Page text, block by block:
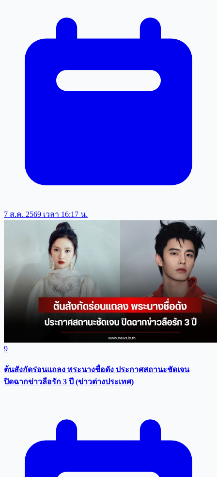
7 ส.ค. 2569 เวลา 16:17 น.
9
ต้นสังกัดร่อนแถลง พระนางชื่อดัง ประกาศสถานะชัดเจน
ปิดฉากข่าวลือรัก 3 ปี (ข่าวต่างประเทศ)